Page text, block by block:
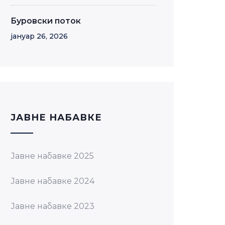
Буровски поток
јануар 26, 2026
JАВНЕ НАБАВКЕ
Јавне набавке 2025
Јавне набавке 2024
Јавне набавке 2023